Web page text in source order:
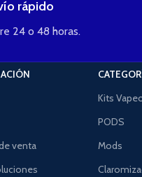
rápido
24 o 48 horas.
venta
Kits
PODS
Mods